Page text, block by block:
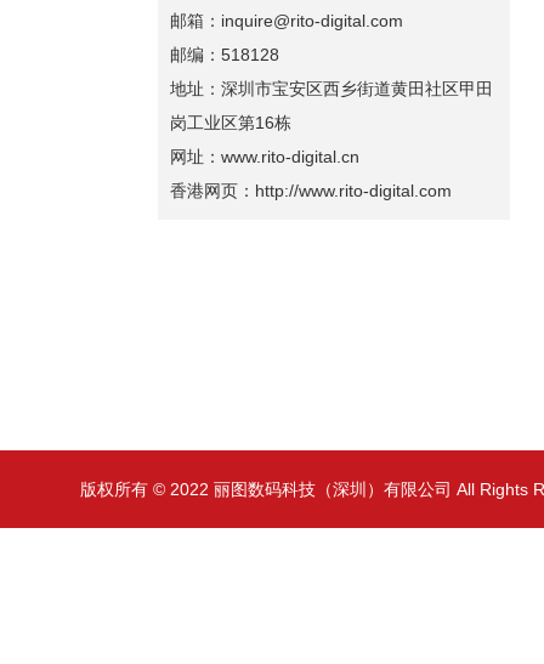
邮箱：inquire@rito-digital.com
邮编：518128
地址：深圳市宝安区西乡街道黄田社区甲田
岗工业区第16栋
网址：www.rito-digital.cn
香港网页：http://www.rito-digital.com
版权所有 © 2022 丽图数码科技（深圳）有限公司 All